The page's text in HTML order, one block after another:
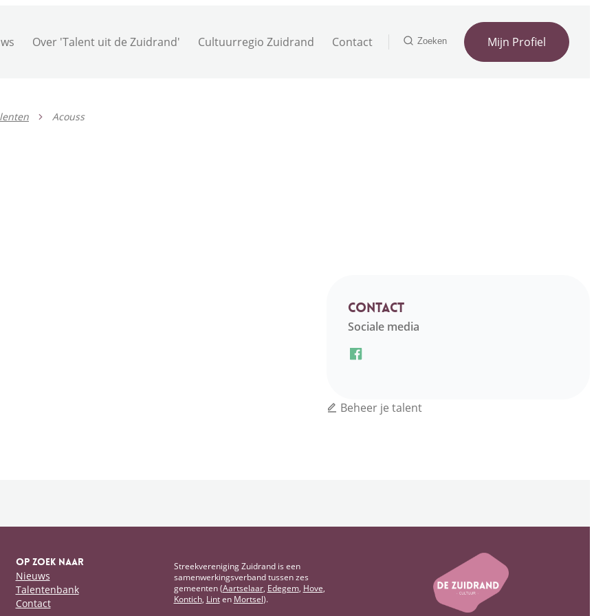
Over 'Talent uit de Zuidrand' Cultuurregio Zuidrand Contact Zoeken Mijn Profiel
Acouss
Contact
Sociale media
Facebook Acouss
Beheer je talent
Op zoek naar
Nieuws
Talentenbank
Contact
Streekvereniging Zuidrand is een
samenwerkingsverband tussen zes
gemeenten (Aartselaar, Edegem, Hove,
Kontich, Linten Mortsel).